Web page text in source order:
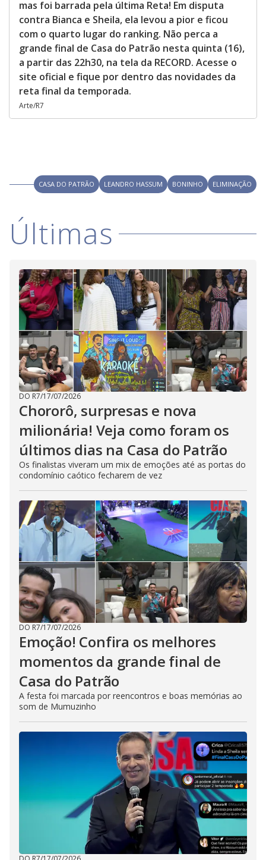
mas foi barrada pela última Reta! Em disputa
contra Bianca e Sheila, ela levou a pior e ficou
com o quarto lugar do ranking. Não perca a
grande final de Casa do Patrão nesta quinta (16),
a partir das 22h30, na tela da RECORD. Acesse o
site oficial e fique por dentro das novidades da
reta final da temporada.
Arte/R7
CASA DO PATRÃO LEANDRO HASSUM BONINHO ELIMINAÇÃO
Últimas
DO R7/17/07/2026
Chororô, surpresas e nova
milionária! Veja como foram os
últimos dias na Casa do Patrão
Os finalistas viveram um mix de emoções até as portas do
condomínio caótico fecharem de vez
DO R7/17/07/2026
Emoção! Confira os melhores
momentos da grande final de
Casa do Patrão
A festa foi marcada por reencontros e boas memórias ao
som de Mumuzinho